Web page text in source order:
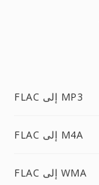
FLAC إلى MP3
FLAC إلى M4A
FLAC إلى WMA